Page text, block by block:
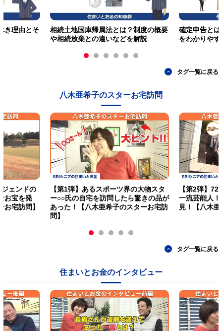
き理由とそ
相続土地国庫帰属法とは？制度の概要
や相続放棄との違いなどを解説
確定申告と
をわかりや
タグ一覧に戻る
八木亜希子のスターお宅訪問
ェンドの
お宝を発
宅訪問】
【第1弾】あるスポーツ界の大物スタ
ー○○氏の自宅を訪問したら驚きの品が
あった！【八木亜希子のスターお宅訪
問】
【第2弾】
一流芸能人
見！【八木
タグ一覧に戻る
住まいとお金のインタビュー